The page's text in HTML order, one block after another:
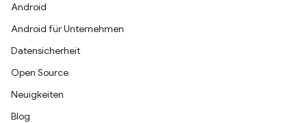
Android
Android für Unternehmen
Datensicherheit
Open Source
Neuigkeiten
Blog